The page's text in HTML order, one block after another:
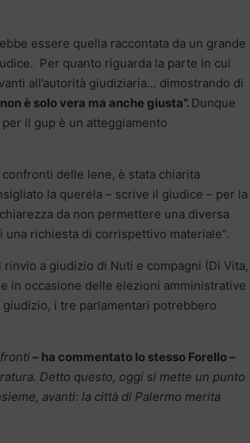
essere quella raccontata da un grande
Per quanto riguarda la parte in cui
all’autorità giudiziaria… dimostrando di
è solo vera ma anche giusta”. Dunque
il gup è un atteggiamento
delle Iene, è stata chiarita
la querela – scrive il giudice – per la
da non permettere una diversa
richiesta di corrispettivo materiale”.
a giudizio di Nuti e compagni (Di Vita,
in occasione delle elezioni amministrative
i tre parlamentari potrebbero
– ha commentato lo stesso Forello –
Detto questo, oggi si mette un punto
avanti: la città di Palermo merita